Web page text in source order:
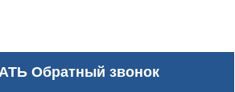
Обратный звонок